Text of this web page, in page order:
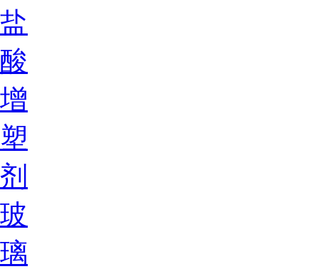
盐
酸
增
塑
剂
玻
璃